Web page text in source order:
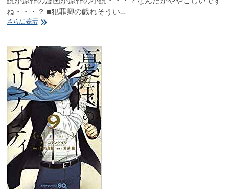
ね・・・？ ■犯罪卿の戯れそうい…
さらに表示憂
モ
ー
テ
ィ
MORIARTY
THE
PATRIOT
緋
色
の
研
究
竹
内